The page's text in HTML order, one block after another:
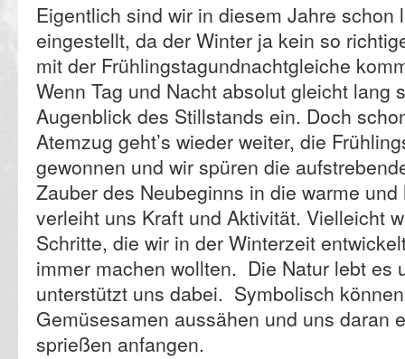
Eigentlich sind wir in diesem Jahre schon
eingestellt, da der Winter ja kein so
mit der Frühlingstagundnachtgleiche
Wenn Tag und Nacht absolut gleicht lang
Augenblick des Stillstands ein. Doch
Atemzug geht’s wieder weiter, die
gewonnen und wir spüren die
Zauber des Neubeginns in die warme
verleiht uns Kraft und Aktivität. Vielleicht
Schritte, die wir in der Winterzeit
immer machen wollten. Die Natur lebt es
unterstützt uns dabei. Symbolisch
Gemüsesamen aussähen und uns daran
sprießen anfangen.